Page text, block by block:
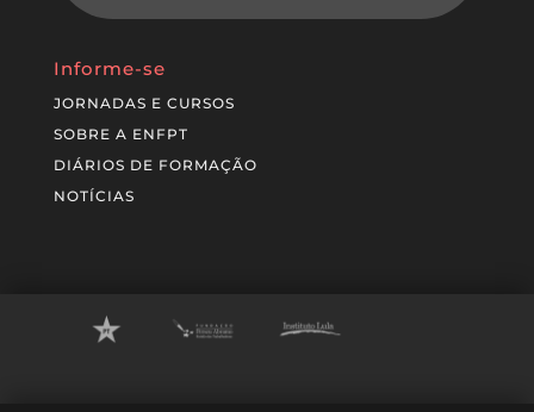
Informe-se
JORNADAS E CURSOS
SOBRE A ENFPT
DIÁRIOS DE FORMAÇÃO
NOTÍCIAS